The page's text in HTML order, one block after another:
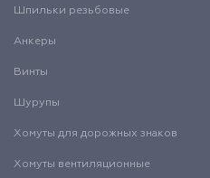
Шпильки резьбовые
Анкеры
Винты
Шурупы
Хомуты для дорожных знаков
Хомуты вентиляционные